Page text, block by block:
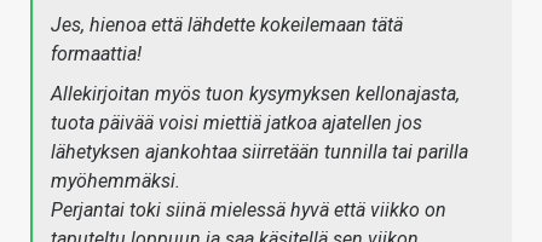
Jes, hienoa että lähdette kokeilemaan tätä
formaattia!
Allekirjoitan myös tuon kysymyksen kellonajasta,
tuota päivää voisi miettiä jatkoa ajatellen jos
lähetyksen ajankohtaa siirretään tunnilla tai parilla
myöhemmäksi.
Perjantai toki siinä mielessä hyvä että viikko on